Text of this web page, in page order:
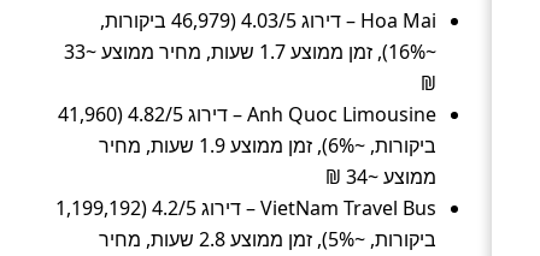
Hoa Mai – דירוג 4.03/5 (46,979 ביקורות,
~16%), זמן ממוצע 1.7 שעות, מחיר ממוצע ~33
₪
Anh Quoc Limousine – דירוג 4.82/5 (41,960
ביקורות, ~6%), זמן ממוצע 1.9 שעות, מחיר
ממוצע ~34 ₪
VietNam Travel Bus – דירוג 4.2/5 (1,199,192
ביקורות, ~5%), זמן ממוצע 2.8 שעות, מחיר